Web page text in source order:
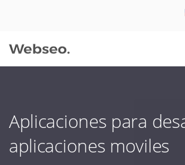
Aplicaciones para
aplicaciones moviles
09:30 AM A 18:30 PM
soporte@webseo.cl